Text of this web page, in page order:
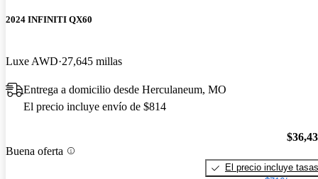
2024 INFINITI QX60
Luxe AWD 27,645 millas
Entrega a domicilio desde Herculaneum, MO
El precio incluye envío de $814
Buena oferta
El precio incluye tasas